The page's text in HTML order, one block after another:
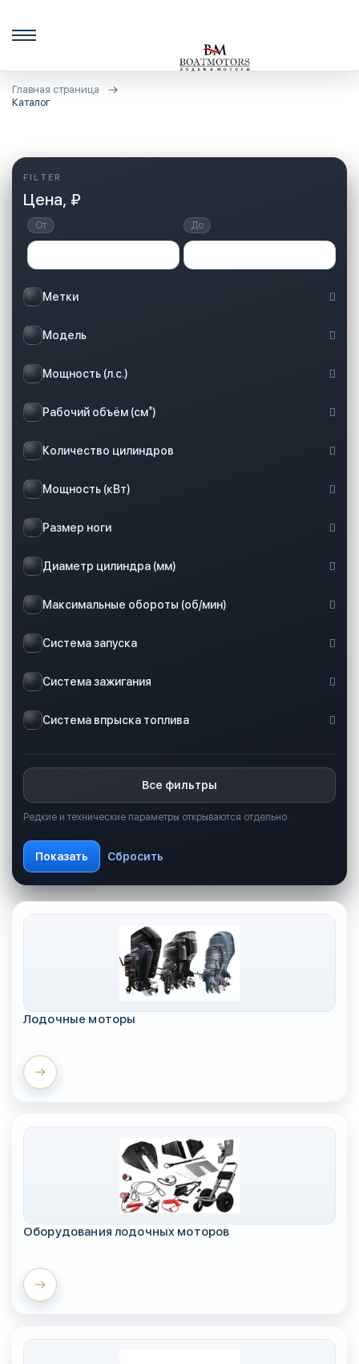
Главная страница
Каталог
Цена, ₽
От До
Метки
Модель
Мощность (л.с.)
Рабочий объём (см³)
Количество цилиндров
Мощность (кВт)
Размер ноги
Диаметр цилиндра (мм)
Максимальные обороты (об/мин)
Система запуска
Система зажигания
Система впрыска топлива
Все фильтры
Редкие и технические параметры открываются отдельно.
Лодочные моторы
Оборудования лодочных моторов